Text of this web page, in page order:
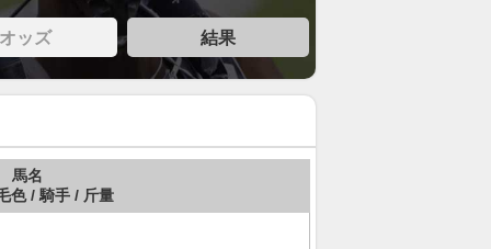
オッズ 結果
馬名
色 / 騎手 / 斤量